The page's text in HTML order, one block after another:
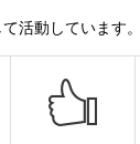
活動しています。